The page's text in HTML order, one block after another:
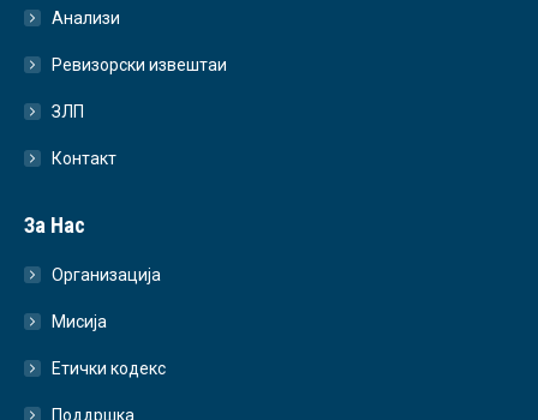
Анализи
Ревизорски извештаи
ЗЛП
Контакт
За Нас
Организација
Мисија
Етички кодекс
Поддршка